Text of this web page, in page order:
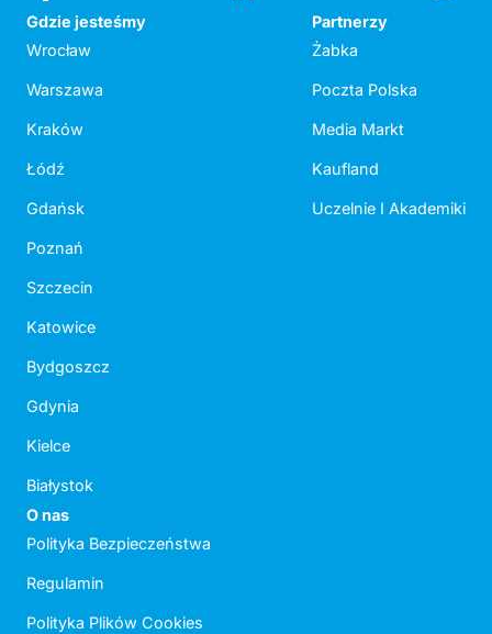
Gdzie jesteśmy
Wrocław
Warszawa
Kraków
Łódź
Gdańsk
Poznań
Szczecin
Katowice
Bydgoszcz
Gdynia
Kielce
Białystok
Partnerzy
Żabka
Poczta Polska
Media Markt
Kaufland
Uczelnie I Akademiki
O nas
Polityka Bezpieczeństwa
Regulamin
Polityka Plików Cookies